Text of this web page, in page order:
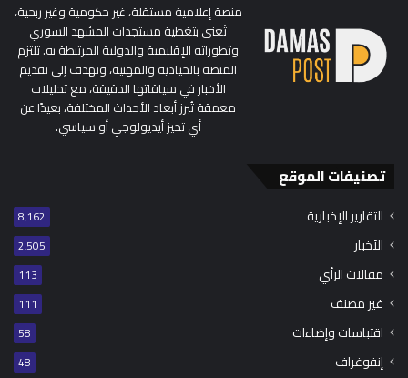
منصة إعلامية مستقلة، غير حكومية وغير ربحية،
تُعنى بتغطية مستجدات المشهد السوري
وتطوراته الإقليمية والدولية المرتبطة به. تلتزم
المنصة بالحيادية والمهنية، وتهدف إلى تقديم
الأخبار في سياقاتها الدقيقة، مع تحليلات
معمقة تُبرز أبعاد الأحداث المختلفة، بعيدًا عن
أي تحيز أيديولوجي أو سياسي.
تصنيفات الموقع
التقارير الإخبارية 8٬162
الأخبار 2٬505
مقالات الرأي 113
غير مصنف 111
اقتباسات وإضاءات 58
إنفوغراف 48